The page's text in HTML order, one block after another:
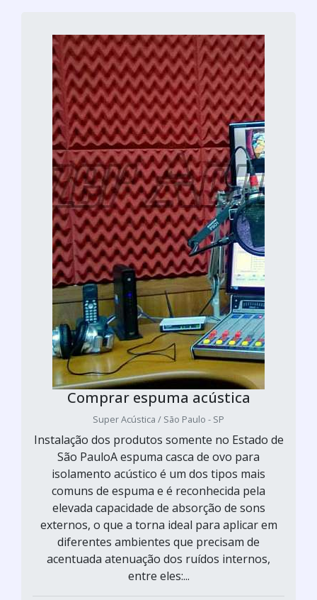
Comprar espuma acústica
Super Acústica / São Paulo - SP
Instalação dos produtos somente no Estado de
São PauloA espuma casca de ovo para
isolamento acústico é um dos tipos mais
comuns de espuma e é reconhecida pela
elevada capacidade de absorção de sons
externos, o que a torna ideal para aplicar em
diferentes ambientes que precisam de
acentuada atenuação dos ruídos internos,
entre eles:...